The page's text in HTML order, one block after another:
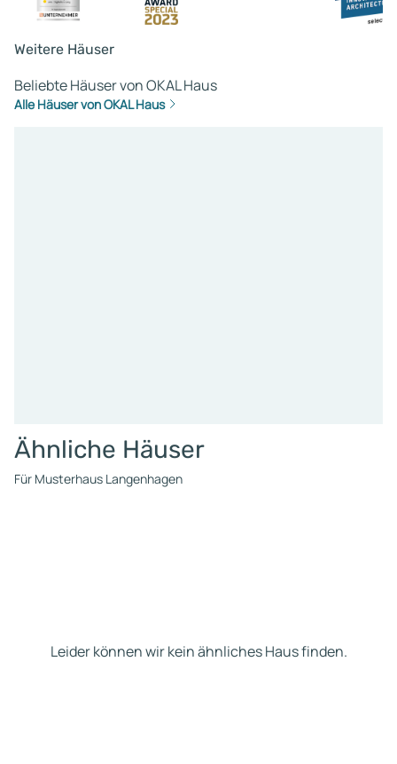
Weitere Häuser
Beliebte Häuser von OKAL Haus
Alle Häuser von OKAL Haus
Ähnliche Häuser
Für Musterhaus Langenhagen
Leider können wir kein ähnliches Haus finden.